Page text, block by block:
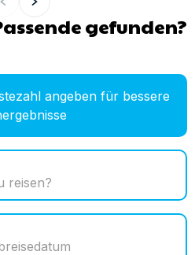
gefunden?
angeben für bessere